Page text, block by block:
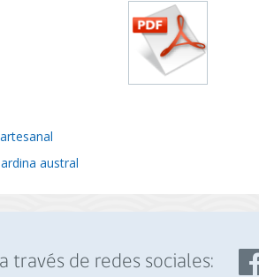
austral
a través de redes sociales: